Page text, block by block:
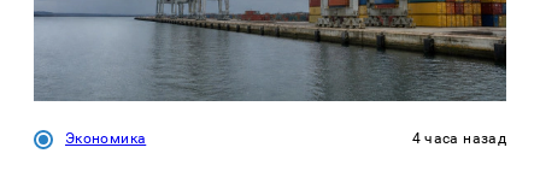
Экономика 4 часа назад